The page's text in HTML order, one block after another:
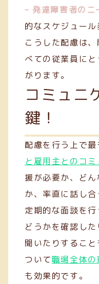
– 発達障害者のニ
的なスケジュール
こうした配慮は
べての従業員に
がります。
コミュニ
鍵！
配慮を行う上で最
と雇用主とのコ
援が必要か、ど
か、率直に話し合
定期的な面談を
どうかを確認し
聞いたりするこ
ついて職場全体
も効果的です。